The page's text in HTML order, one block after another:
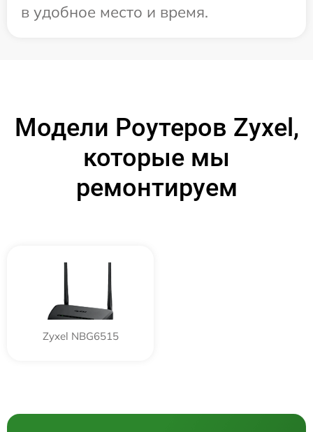
в удобное место и время.
Модели Роутеров Zyxel,
которые мы
ремонтируем
Zyxel NBG6515